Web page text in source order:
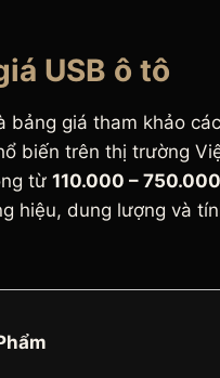
USB ô tô
bảng giá tham khảo
biến trên thị trường
từ 110.000 –
hiệu, dung lượng và